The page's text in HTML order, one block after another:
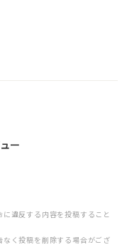
ー
違反する内容を投稿すること
く投稿を削除する場合がござ